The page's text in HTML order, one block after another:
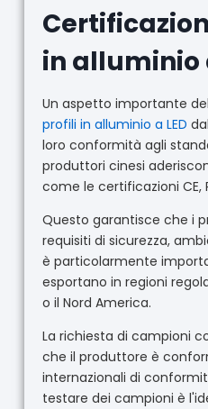
in alluminio
Un aspetto importante
profili in alluminio a LED
loro conformità agli
produttori cinesi
come le certificazioni CE,
Questo garantisce che i
requisiti di sicurezza,
è particolarmente
esportano in regioni
o il Nord America.
La richiesta di campioni
che il produttore è
internazionali di
testare dei campioni è